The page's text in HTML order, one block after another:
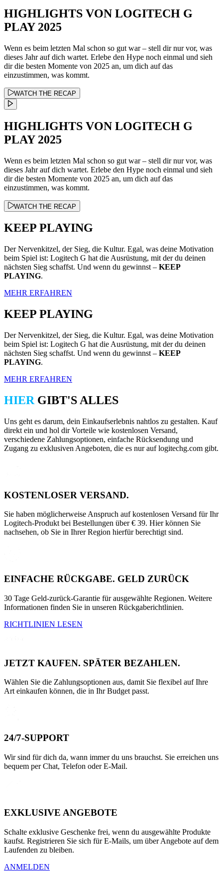
HIGHLIGHTS VON LOGITECH G
PLAY 2025
Wenn es beim letzten Mal schon so gut war – stell dir nur vor, was
dieses Jahr auf dich wartet. Erlebe den Hype noch einmal und sieh
dir die besten Momente von 2025 an, um dich auf das
einzustimmen, was kommt.
WATCH THE RECAP
HIGHLIGHTS VON LOGITECH G
PLAY 2025
Wenn es beim letzten Mal schon so gut war – stell dir nur vor, was
dieses Jahr auf dich wartet. Erlebe den Hype noch einmal und sieh
dir die besten Momente von 2025 an, um dich auf das
einzustimmen, was kommt.
WATCH THE RECAP
KEEP PLAYING
Der Nervenkitzel, der Sieg, die Kultur. Egal, was deine Motivation
beim Spiel ist: Logitech G hat die Ausrüstung, mit der du deinen
nächsten Sieg schaffst. Und wenn du gewinnst – KEEP
PLAYING.
MEHR ERFAHREN
KEEP PLAYING
Der Nervenkitzel, der Sieg, die Kultur. Egal, was deine Motivation
beim Spiel ist: Logitech G hat die Ausrüstung, mit der du deinen
nächsten Sieg schaffst. Und wenn du gewinnst – KEEP
PLAYING.
MEHR ERFAHREN
HIER GIBT'S ALLES
Uns geht es darum, dein Einkaufserlebnis nahtlos zu gestalten. Kauf
direkt ein und hol dir Vorteile wie kostenlosen Versand,
verschiedene Zahlungsoptionen, einfache Rücksendung und
Zugang zu exklusiven Angeboten, die es nur auf logitechg.com gibt.
KOSTENLOSER VERSAND.
Sie haben möglicherweise Anspruch auf kostenlosen Versand für Ihr
Logitech-Produkt bei Bestellungen über € 39. Hier können Sie
nachsehen, ob Sie in Ihrer Region hierfür berechtigt sind.
EINFACHE RÜCKGABE. GELD ZURÜCK
30 Tage Geld-zurück-Garantie für ausgewählte Regionen. Weitere
Informationen finden Sie in unseren Rückgaberichtlinien.
RICHTLINIEN LESEN
JETZT KAUFEN. SPÄTER BEZAHLEN.
Wählen Sie die Zahlungsoptionen aus, damit Sie flexibel auf Ihre
Art einkaufen können, die in Ihr Budget passt.
24/7-SUPPORT
Wir sind für dich da, wann immer du uns brauchst. Sie erreichen uns
bequem per Chat, Telefon oder E-Mail.
EXKLUSIVE ANGEBOTE
Schalte exklusive Geschenke frei, wenn du ausgewählte Produkte
kaufst. Registrieren Sie sich für E-Mails, um über Angebote auf dem
Laufenden zu bleiben.
ANMELDEN